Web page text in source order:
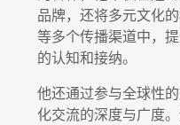
品牌，还将多元文化
等多个传播渠道中，
的认知和接纳。
他还通过参与全球性
化交流的深度与广度